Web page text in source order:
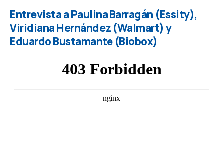
Entrevista a Paulina Barragán (Essity),
Viridiana Hernández (Walmart) y
Eduardo Bustamante (Biobox)